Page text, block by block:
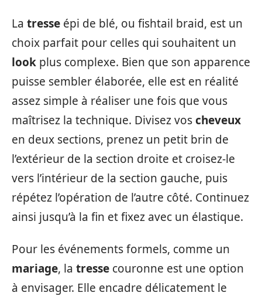
La tresse épi de blé, ou fishtail braid, est un
choix parfait pour celles qui souhaitent un
look plus complexe. Bien que son apparence
puisse sembler élaborée, elle est en réalité
assez simple à réaliser une fois que vous
maîtrisez la technique. Divisez voscheveux
en deux sections, prenez un petit brin de
l’extérieur de la section droite et croisez-le
vers l’intérieur de la section gauche, puis
répétez l’opération de l’autre côté. Continuez
ainsi jusqu’à la fin et fixez avec un élastique.
Pour les événements formels, comme un
mariage, la tresse couronne est une option
à envisager. Elle encadre délicatement le